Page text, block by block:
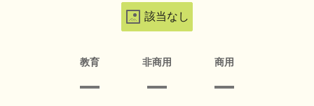
該当なし
教育 非商用 商用